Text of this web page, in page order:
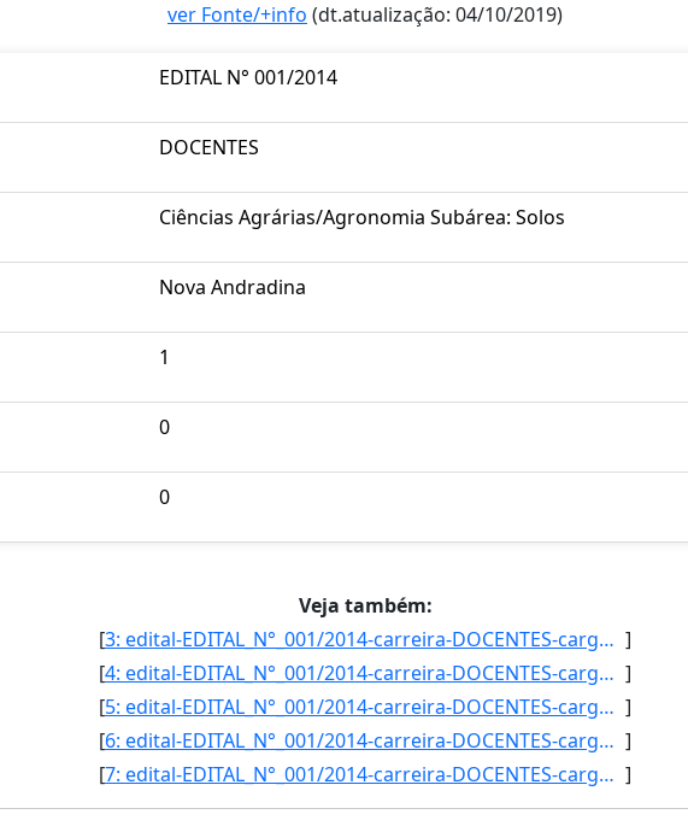
ver Fonte/+info (dt.atualização: 04/10/2019)
EDITAL N° 001/2014
DOCENTES
Ciências Agrárias/Agronomia Subárea: Solos
Nova Andradina
1
0
0
Veja também:
[
3: edital-EDITAL_N°_001/2014-carreira-DOCENTES-cargo_area-Ciencias_Agrarias/Engenharia_Agricola-campus-] ]
[
4: edital-EDITAL_N°_001/2014-carreira-DOCENTES-cargo_area-Ciencias_Agrarias/Zootecnia_Subarea-_Producao] ]
[
5: edital-EDITAL_N°_001/2014-carreira-DOCENTES-cargo_area-Edificacoes-campus-Aquidauna-vaga-2-vaga_pcd-] ]
[
6: edital-EDITAL_N°_001/2014-carreira-DOCENTES-cargo_area-Eletrica/Automacao_Industrial-campus-Campo_Gr] ]
[
7: edital-EDITAL_N°_001/2014-carreira-DOCENTES-cargo_area-Eletrica/Eletrotecnica-campus-Campo_Grande-va] ]